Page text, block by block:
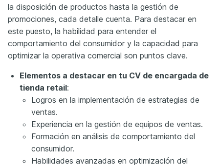
la disposición de productos hasta la gestión de
promociones, cada detalle cuenta. Para destacar en
este puesto, la habilidad para entender el
comportamiento del consumidor y la capacidad para
optimizar la operativa comercial son puntos clave.
Elementos a destacar en tu CV de encargada de
tienda retail:
Logros en la implementación de estrategias de
ventas.
Experiencia en la gestión de equipos de ventas.
Formación en análisis de comportamiento del
consumidor.
Habilidades avanzadas en optimización del